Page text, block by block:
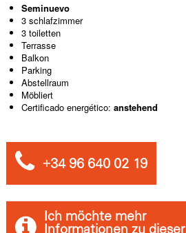
Seminuevo
3 schlafzimmer
3 toiletten
Terrasse
Balkon
Parking
Abstellraum
Möbliert
Certificado energético:anstehend
+34 96 640 02 19
Ich möchte mehr